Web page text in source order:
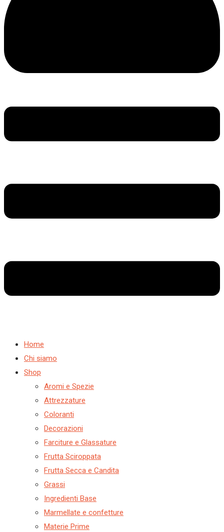
Home
Chi siamo
Shop
Aromi e Spezie
Attrezzature
Coloranti
Decorazioni
Farciture e Glassature
Frutta Sciroppata
Frutta Secca e Candita
Grassi
Ingredienti Base
Marmellate e confetture
Materie Prime